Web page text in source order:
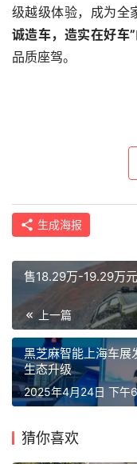
级越级体验，成为全
诚造车，造实在好车”
品质座驾。
生成海报
售18.29万-19.29万
上一篇
黑芝麻智能上海车展
生态升级
2025年4月24日 下午
猜你喜欢